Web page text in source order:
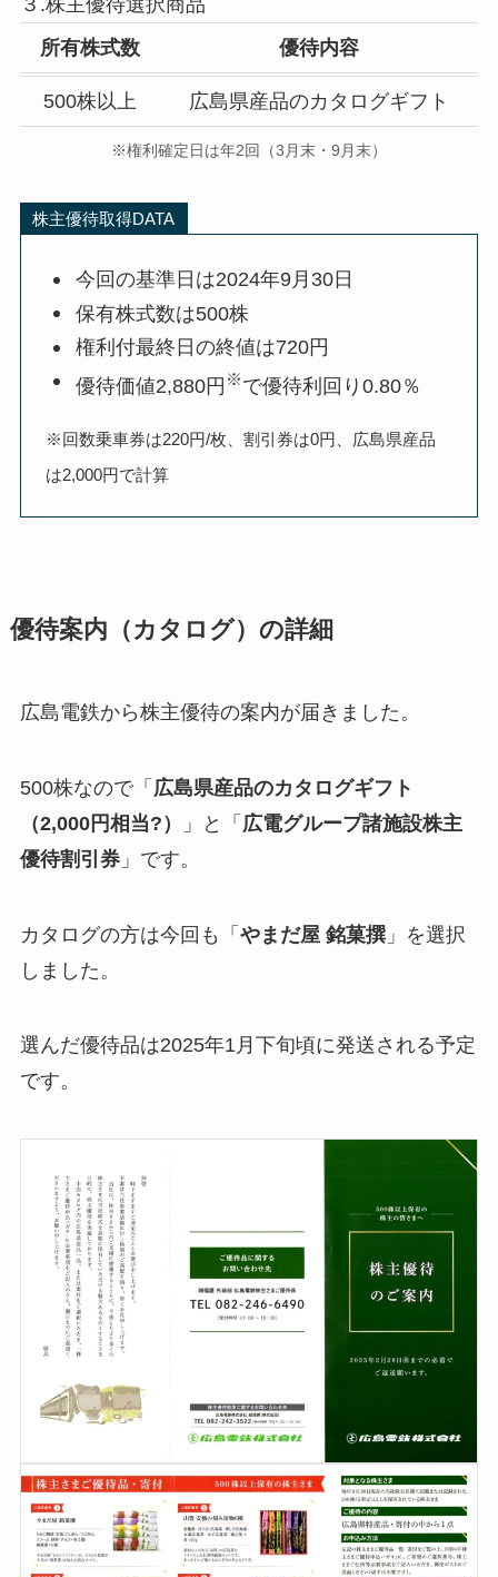
３.株主優待選択商品
所有株式数
優待内容
500株以上 広島県産品のカタログギフト
※権利確定日は年2回（3月末・9月末）
株主優待取得DATA
今回の基準日は2024年9月30日
保有株式数は500株
権利付最終日の終値は720円
優待価値2,880円 ※で優待利回り0.80％
※回数乗車券は220円/枚、割引券は0円、広島県産品
は2,000円で計算
優待案内（カタログ）の詳細
広島電鉄から株主優待の案内が届きました。
500株なので「 広島県産品のカタログギフト
（2,000円相当?）
」と「 広電グループ諸施設株主
優待割引券」です。
カタログの方は今回も「 やまだ屋 銘菓撰」を選択
しました。
選んだ優待品は2025年1月下旬頃に発送される予定
です。